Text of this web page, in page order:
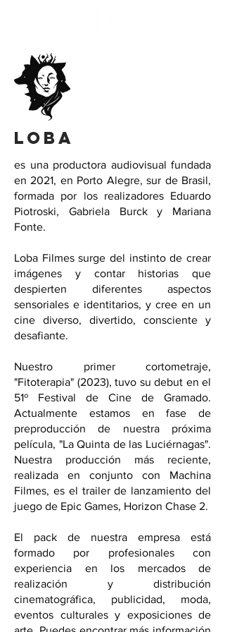
loba
es una productora audiovisual fundada
en 2021, en Porto Alegre, sur de Brasil,
formada por los realizadores Eduardo
Piotroski, Gabriela Burck y Mariana
Fonte.
Loba Filmes surge del instinto de crear
imágenes y contar historias que
despierten diferentes aspectos
sensoriales e identitarios, y cree en un
cine diverso, divertido, consciente y
desafiante.
Nuestro primer cortometraje,
"Fitoterapia" (2023), tuvo su debut en el
51º Festival de Cine de Gramado.
Actualmente estamos en fase de
preproducción de nuestra próxima
película, "La Quinta de las Luciérnagas".
Nuestra producción más reciente,
realizada en conjunto con Machina
Filmes, es el trailer de lanzamiento del
juego de Epic Games, Horizon Chase 2.
El pack de nuestra empresa está
formado por profesionales con
experiencia en los mercados de
realización y distribución
cinematográfica, publicidad, moda,
eventos culturales y exposiciones de